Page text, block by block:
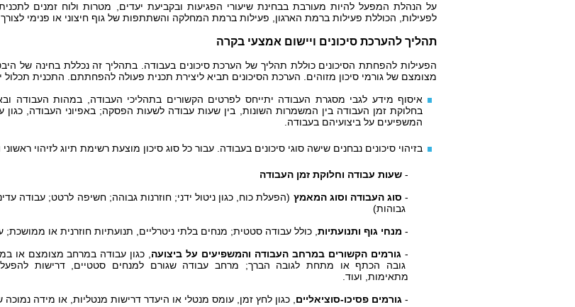
על הנהלת המפעל להיות מעורבת בבחינת שיעורי הפגיעות ובקביעת יעדים, מטרות ולוח זמנים
לפעילות, הכוללת פעילות ברמת הארגון, פעילות ברמת המחלקה והשתתפות של גוף חיצוני או פנימי לצורך
תהליך להערכת סיכונים ויישום אמצעי בקרה
הפעילות להפחתת הסיכונים כוללת תהליך של הערכת סיכונים בעבודה. בתהליך זה נכללת בחינה של
מצומצם של גורמי סיכון מזוהים. הערכת הסיכונים תביא ליצירת תכנית פעולה להפחתתם. התכנית תכלול
איסוף מידע לגבי מסגרת העבודה יתייחס לפרטים הקשורים בתהליכי העבודה, במהות העבודה
בחלוקת זמן העבודה בין המשמרות השונות, בין שעות עבודה לשעות הפסקה; באפיוני העבודה, כגון
המשפיעים על ביצועיהם בעבודה.
בזיהוי סיכונים נבחנים שישה סוגי סיכונים בעבודה. עבור כל סוג סיכון מוצעת רשימת תיוג לזיהוי
- שעות עבודה וחלוקת זמן העבודה
- סוג העבודה וסוג המאמץ (הפעלת כוח, כגון ניטול ידני; חוזרנות גבוהה; חשיפה לרטט; עבודה
גבוהות)
- מנחי גוף ותנועתיות , כולל עבודה סטטית; מנחים בלתי ניטרליים, תנועתיות חוזרנית או ממושכת;
-גורמים הקשורים במרחב העבודה והמשפיעים על ביצועה , כגון עבודה במרחב מצומצם או
גובה הכתף או מתחת לגובה הברך; מרחב עבודה שגורם למנחים סטטיים, דרישות
מתאימות, ועוד.
- גורמים פסיכו-סוציאליים , כגון לחץ זמן, עומס מנטלי או היעדר דרישות מנטליות, או מידה